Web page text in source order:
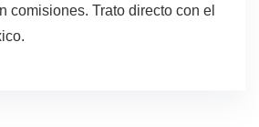
comisiones. Trato directo con el